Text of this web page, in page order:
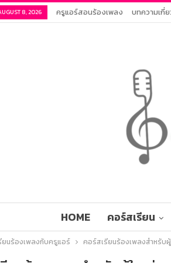
8, 2026 ครูแอร์สอนร้องเพลง บทความเกี่
HOME คอร์สเรียน
ยนร้องเพลงกับครูแอร์ คอร์สเรียนร้องเพลงสำหรับ